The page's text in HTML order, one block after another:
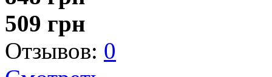
509 грн
Отзывов: 0